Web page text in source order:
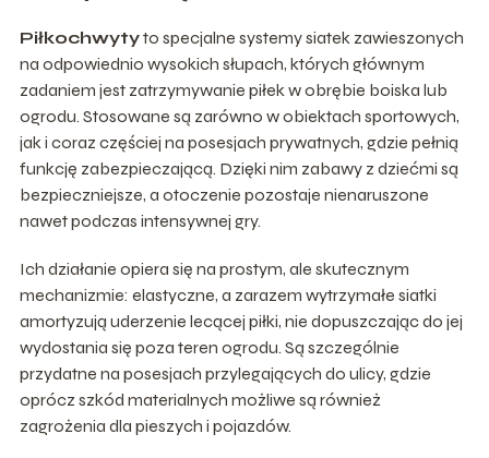
Piłkochwytyto specjalne systemy siatek zawieszonych
na odpowiednio wysokich słupach, których głównym
zadaniem jest zatrzymywanie piłek w obrębie boiska lub
ogrodu. Stosowane są zarówno w obiektach sportowych,
jak i coraz częściej na posesjach prywatnych, gdzie pełnią
funkcję zabezpieczającą. Dzięki nim zabawy z dziećmi są
bezpieczniejsze, a otoczenie pozostaje nienaruszone
nawet podczas intensywnej gry.
Ich działanie opiera się na prostym, ale skutecznym
mechanizmie: elastyczne, a zarazem wytrzymałe siatki
amortyzują uderzenie lecącej piłki, nie dopuszczając do jej
wydostania się poza teren ogrodu. Są szczególnie
przydatne na posesjach przylegających do ulicy, gdzie
oprócz szkód materialnych możliwe są również
zagrożenia dla pieszych i pojazdów.